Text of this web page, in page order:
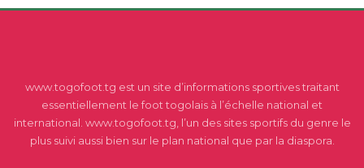
www.togofoot.tg est un site d’informations sportives traitant
essentiellement le foot togolais à l’échelle national et
international. www.togofoot.tg, l’un des sites sportifs du genre le
plus suivi aussi bien sur le plan national que par la diaspora.